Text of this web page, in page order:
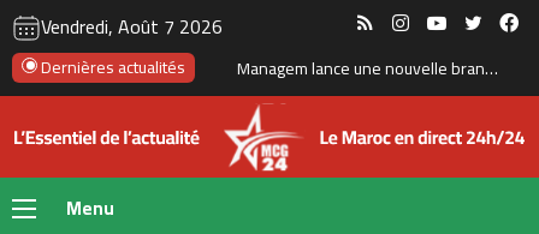
Vendredi, Août 7 2026 RSS InstagramYouTube
Dernières actualités
Menu